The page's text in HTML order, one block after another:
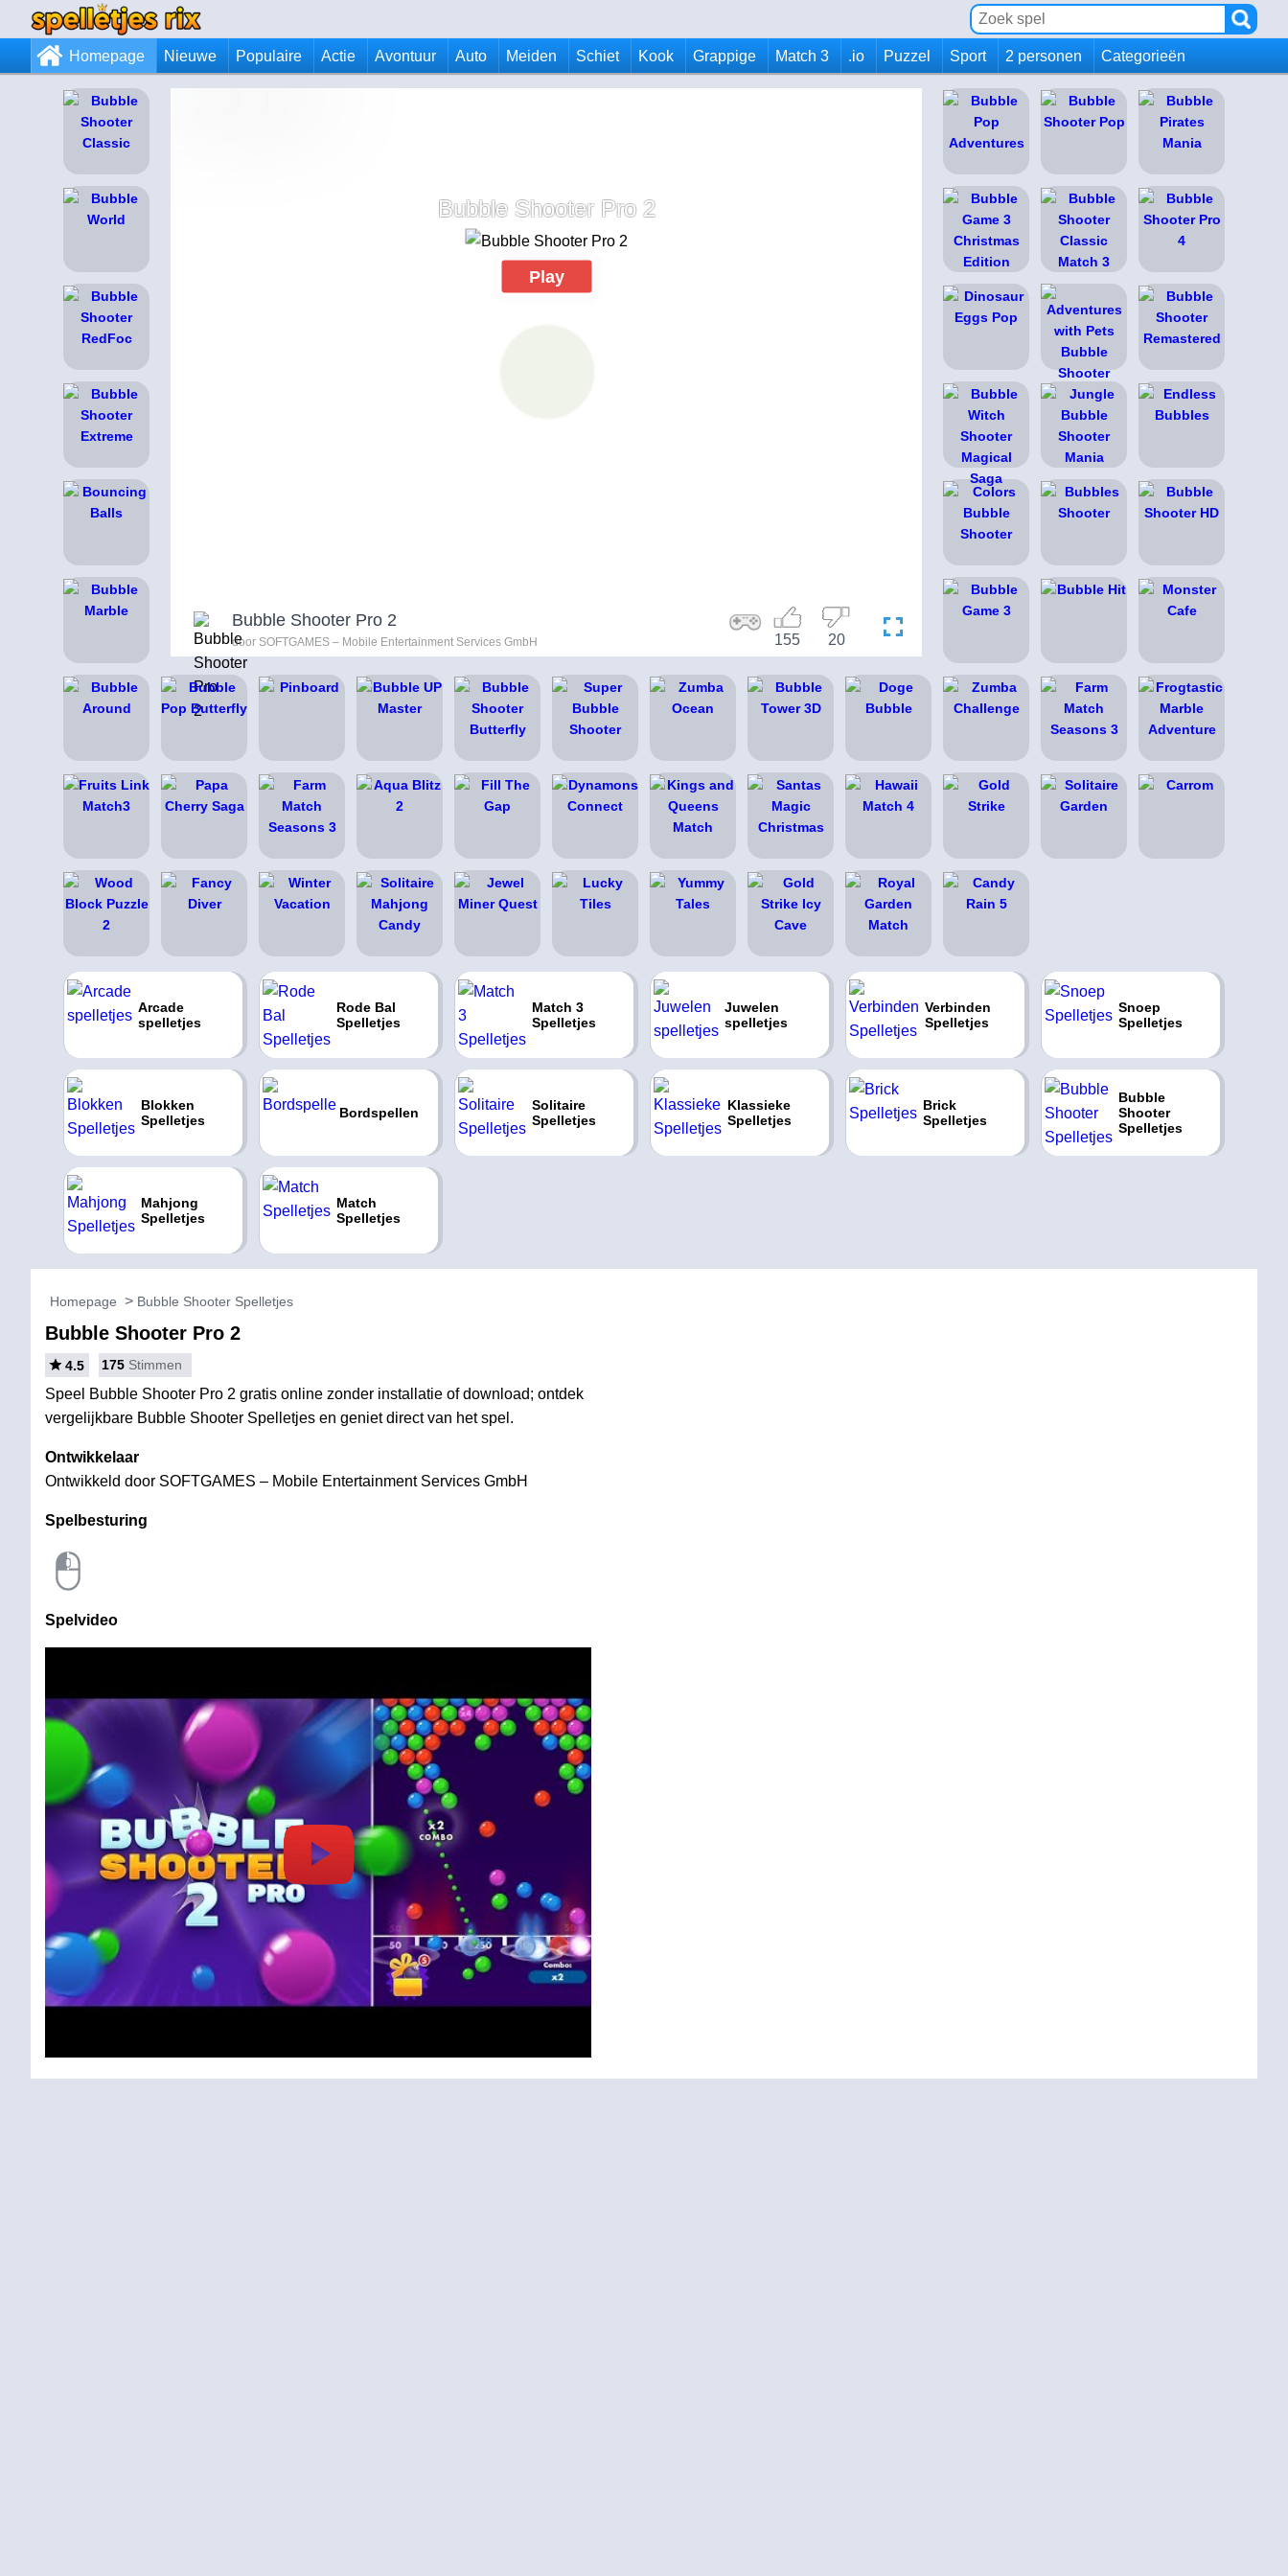
Homepage Nieuwe Populaire Actie Avontuur Auto Meiden Schiet Kook Grappige Match 3 .io Puzzel Sport 2 personen Categorieën
Bubble Shooter Pro 2
Play
Bubble Shooter Pro 2
door SOFTGAMES – Mobile Entertainment Services GmbH 20
155
Arcade
spelletjes
Rode Bal
Spelletjes
Match 3
Spelletjes
Juwelen
spelletjes
Verbinden
Spelletjes
Snoep
Spelletjes
Blokken
Spelletjes
Bordspellen
Solitaire
Spelletjes
Klassieke
Spelletjes
Brick
Spelletjes
Bubble
Shooter
Spelletjes
Mahjong
Spelletjes
Match
Spelletjes
Homepage Bubble Shooter Spelletjes
Bubble Shooter Pro 2
4.5 175 Stimmen
Speel Bubble Shooter Pro 2 gratis online zonder installatie of download; ontdek
vergelijkbare Bubble Shooter Spelletjes en geniet direct van het spel.
Ontwikkelaar
Ontwikkeld door SOFTGAMES – Mobile Entertainment Services GmbH
Spelbesturing
Spelvideo